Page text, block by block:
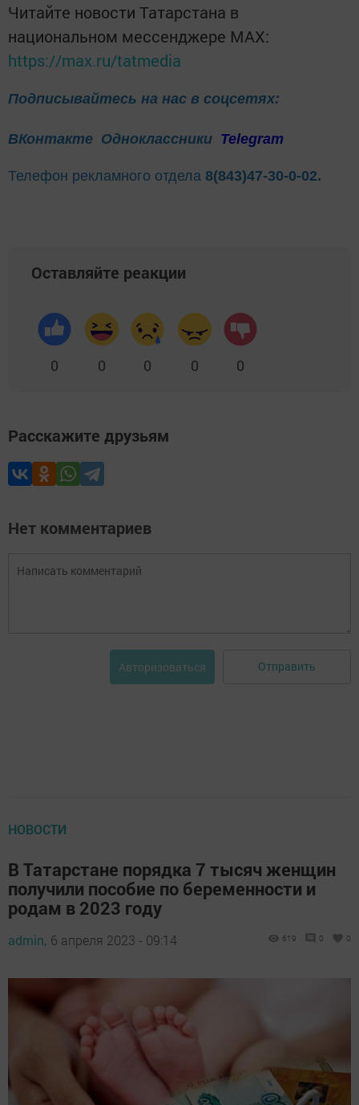
Читайте новости Татарстана в
национальном мессенджере MАХ:
https://max.ru/tatmedia
Подписывайтесь на нас в соцсетях:
ВКонтакте Одноклассники Telegram
Телефон рекламного отдела 8(843)47-30-0-02.
Оставляйте реакции
0 0 0 0 0
Расскажите друзьям
Нет комментариев
Авторизоваться Отправить
НОВОСТИ
В Татарстане порядка 7 тысяч женщин
получили пособие по беременности и
родам в 2023 году
admin, 6 апреля 2023 - 09:14 619 0 0